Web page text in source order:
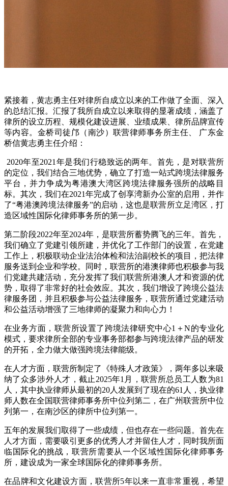
紧接着，黄志勇主任对律所自成立以来的工作做了全面、深入
的总结汇报。汇报了我所自成立以来取得的显著成绩，涵盖了
律所的设立历程、规模化建设进展、业绩成果、律所品牌宣传
等内容。 金桥司徒邝（南沙）联营律师事务所主任、
广东金
桥信黄志勇主任介绍：
2020年至2021 年是我们行稳致远的两年。首先，是对联营所
的定位，我们结合三地优势，确立了打造一站式跨境法律服务
平台，并力争成为粤港澳大湾区跨境法律服务强所的战略目
标。其次，我们在2021年完成了创享湾新办公室的启用，并作
了“粤港澳跨境法律服务”的启动，这也是联营所立足湾区，打
造区域性国际化律师事务所的第一步。
第二阶段2022年至2024年，是联营所蓄势腾飞的三年。首先，
我们确立了党建引领所建，并优化了工作部门的设置，在党建
工作上，积极联动企业法治体检和法治副校长的项目，把法律
服务送到企业和学校。同时，联营所的港澳律师也积极参与我
们党建共建活动，充分发挥了我们联营所港澳人才和资源的优
势，取得了非常好的社会效应。其次，我们增设了跨境公益法
律服务团，并且积极参与公益法律服务，联营所通过党建活动
和公益活动增强了三地律师的凝聚力和向心力！
在业务方面，联营所设置了跨境法律研究中心1 ＋N的专业化
模式，要求律所全部的专业事务部都参与跨境法律产品的研发
的开拓，全力做大做强跨境法律能级。
在人才方面，联营所制定了《特殊人才政策》，两年多以来吸
纳了众多涉外人才，截止 2025年1 月，联营所总员工人数为81
人，其中执业律师从最初的20人发展到了现在的61 人，执业律
师人数在全国联营律师事务所中位列第二，在广州联营所中位
列第一，在南沙区的律所中位列第一。
五年的发展我们取得了一些成绩，但也存在一些问题。首先在
人才方面，需要吸引更多的优秀人才并留住人才，同时我所面
临国际化的挑战，联营所需要从一个区域性国际化律师事务
所，建设成为一家全球国际化的律师事务所。
在品牌和文化建设方面，联营所5年以来一直非常重视，希望